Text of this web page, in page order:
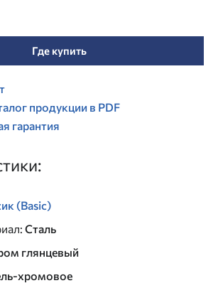
Где купить
продукции в PDF
гарантия
(Basic)
: Сталь
глянцевый
хромовое